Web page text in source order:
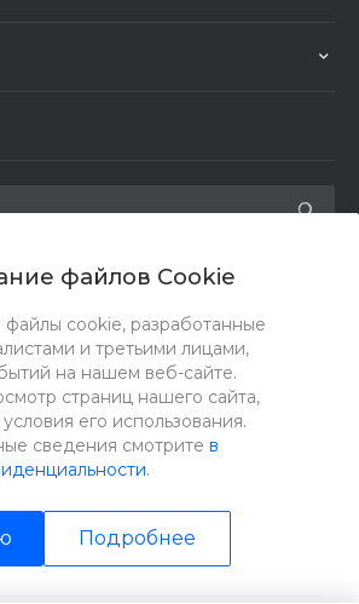
файлов Cookie
cookie, разработанные
и третьими лицами,
на нашем веб-сайте.
страниц нашего сайта,
его использования.
сведения смотрите в
.
Подробнее